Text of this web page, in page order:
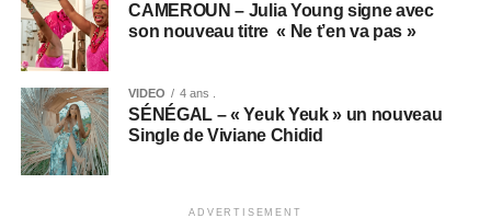
CAMEROUN – Julia Young signe avec
son nouveau titre « Ne t’en va pas »
VIDEO 4 ans .
SÉNÉGAL – « Yeuk Yeuk » un nouveau
Single de Viviane Chidid
ADVERTISEMENT